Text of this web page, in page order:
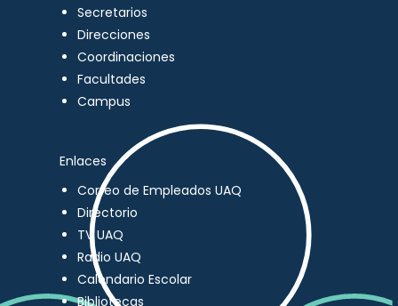
Secretarios
Direcciones
Coordinaciones
Facultades
Campus
Enlaces
Correo de Empleados UAQ
Directorio
TV UAQ
Radio UAQ
Calendario Escolar
Bibliotecas